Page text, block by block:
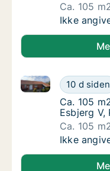
Ca. 105
Ca. 105
Ikke
Ca. 105
10 d siden
Ca. 105 m2
Ca. 105
Ca. 105
Esbjerg V,
Ca. 105
Ca. 105
Ikke